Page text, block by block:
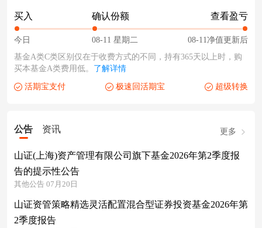
买入
今日
确认份额
08-11 星期二
查看盈亏
08-11净值更新后
基金A类C类区别仅在于收费方式的不同，持有365天以上时，购
买本基金A类费用低。 了解详情
活期宝支付 极速回活期宝 超级转换
公告 资讯 更多
山证(上海)资产管理有限公司旗下基金2026年第2季度报
告的提示性公告
其他公告 07月20日
山证资管策略精选灵活配置混合型证券投资基金2026年第
2季度报告